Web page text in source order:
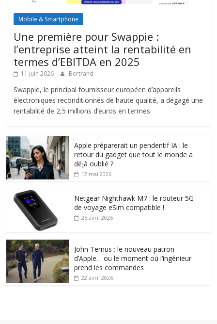
Mobile & Smartphone
Une première pour Swappie :
l’entreprise atteint la rentabilité en
termes d’EBITDA en 2025
11 juin 2026 Bertrand
Swappie, le principal fournisseur européen d’appareils
électroniques reconditionnés de haute qualité, a dégagé une
rentabilité de 2,5 millions d’euros en termes
Apple préparerait un pendentif IA : le
retour du gadget que tout le monde a
déjà oublié ?
12 mai 2026
Netgear Nighthawk M7 : le routeur 5G
de voyage eSim compatible !
25 avril 2026
John Ternus : le nouveau patron
d’Apple… ou le moment où l’ingénieur
prend les commandes
22 avril 2026